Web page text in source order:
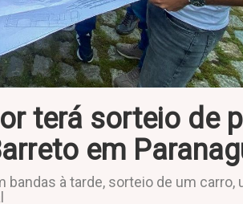
terá sorteio de
em
bandas à tarde, sorteio de um carro,